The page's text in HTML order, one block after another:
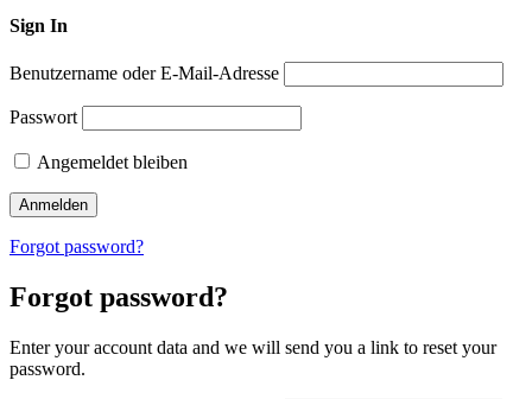
Sign In
Benutzername oder E-Mail-Adresse
Passwort
Angemeldet bleiben
Forgot password?
Forgot password?
Enter your account data and we will send you a link to reset your
password.